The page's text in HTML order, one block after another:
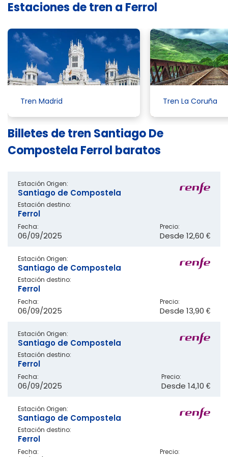
Estaciones de tren a Ferrol
Tren Madrid Tren La Coruña
Billetes de tren Santiago De
Compostela Ferrol baratos
Estación Origen:
Santiago de Compostela
Estación destino:
Ferrol
Fecha:
06/09/2025
Precio:
Desde 12,60 €
Estación Origen:
Santiago de Compostela
Estación destino:
Ferrol
Fecha:
06/09/2025
Precio:
Desde 13,90 €
Estación Origen:
Santiago de Compostela
Estación destino:
Ferrol
Fecha:
06/09/2025
Precio:
Desde 14,10 €
Estación Origen:
Santiago de Compostela
Estación destino:
Ferrol
Fecha: Precio: